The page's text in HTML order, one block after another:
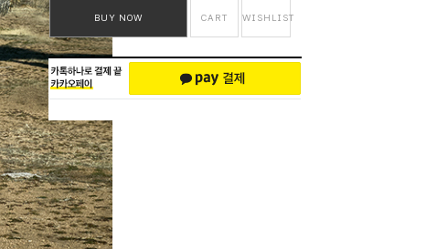
BUY NOW CART WISHLIST